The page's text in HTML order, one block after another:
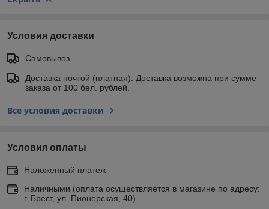
Условия доставки
Самовывоз
Доставка почтой (платная). Доставка возможна при сумме
заказа от 100 бел. рублей.
Все условия доставки
Условия оплаты
Наложенный платеж
Наличными (оплата осуществляется в магазине по адресу:
г. Брест, ул. Пионерская, 40)